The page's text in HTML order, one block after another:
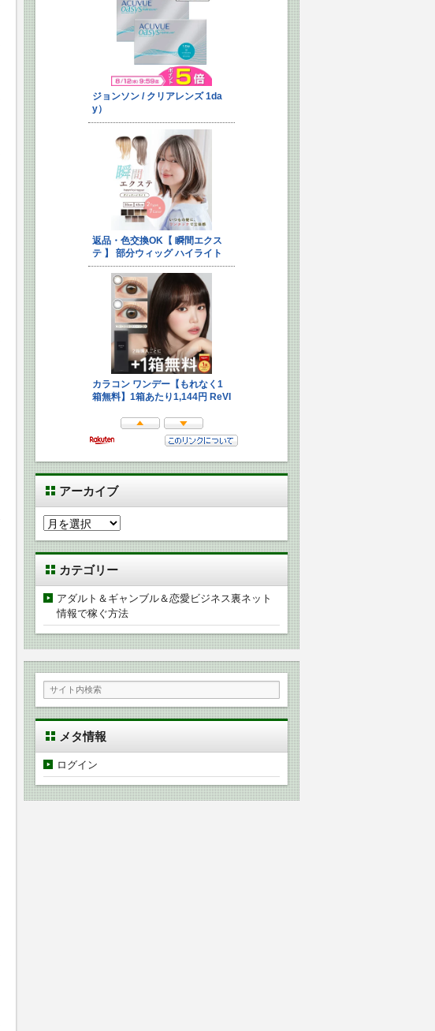
アーカイブ
ア
ー
カ
イ
ブ
カテゴリー
アダルト＆ギャンブル＆恋愛ビジネス裏ネット
情報で稼ぐ方法
メタ情報
ログイン